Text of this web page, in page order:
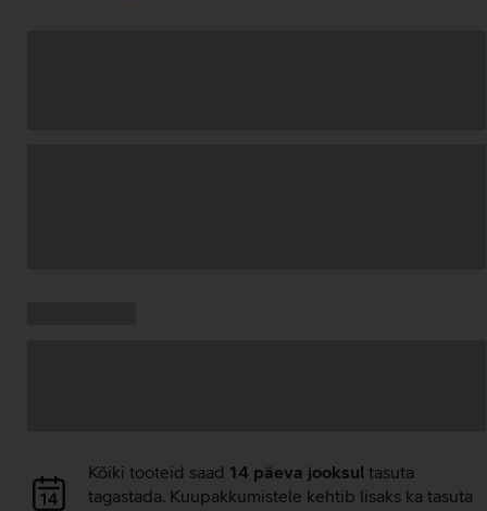
Andmete
laadimine
Kõiki tooteid saad 14 päeva jooksul tasuta
tagastada. Kuupakkumistele kehtib lisaks ka tasuta